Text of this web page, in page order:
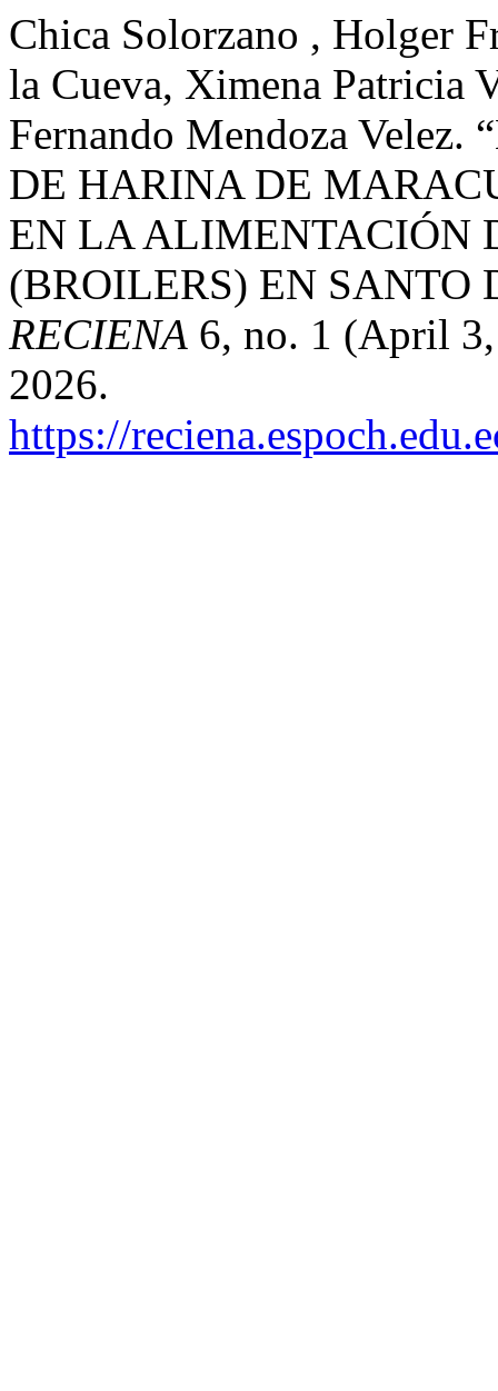
Chica Solorzano , Holger
la Cueva, Ximena Patricia
Fernando Mendoza Velez.
DE HARINA DE
EN LA ALIMENTACIÓN
(BROILERS) EN SANTO
RECIENA 6, no. 1 (April
2026.
https://